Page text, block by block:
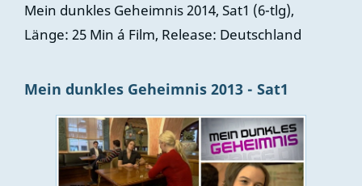
Mein dunkles Geheimnis 2014, Sat1 (6-tlg),
Länge: 25 Min á Film, Release: Deutschland
Mein dunkles Geheimnis 2013 - Sat1